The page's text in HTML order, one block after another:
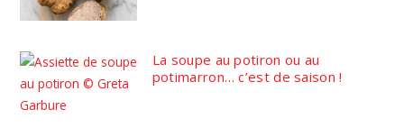
La soupe au potiron ou au
potimarron… c’est de saison !